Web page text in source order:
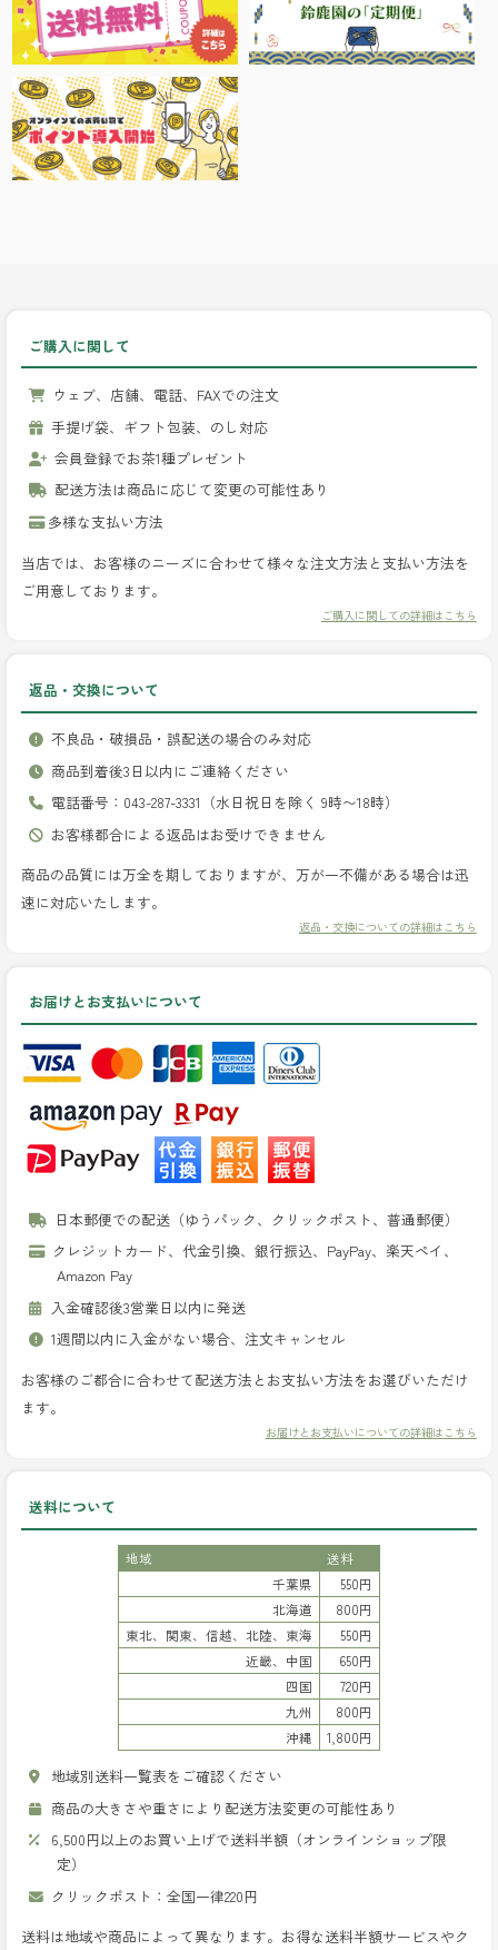
ご購入に関して
ウェブ、店舗、電話、FAXでの注文
手提げ袋、ギフト包装、のし対応
会員登録でお茶1種プレゼント
配送方法は商品に応じて変更の可能性あり
多様な支払い方法
当店では、お客様のニーズに合わせて様々な注文方法と支払い方法を
ご用意しております。
ご購入に関しての詳細はこちら
返品・交換について
不良品・破損品・誤配送の場合のみ対応
商品到着後3日以内にご連絡ください
電話番号：043-287-3331（水日祝日を除く 9時〜18時）
お客様都合による返品はお受けできません
商品の品質には万全を期しておりますが、万が一不備がある場合は迅
速に対応いたします。
返品・交換についての詳細はこちら
お届けとお支払いについて
日本郵便での配送（ゆうパック、クリックポスト、普通郵便）
クレジットカード、代金引換、銀行振込、PayPay、楽天ペイ、
Amazon Pay
入金確認後3営業日以内に発送
1週間以内に入金がない場合、注文キャンセル
お客様のご都合に合わせて配送方法とお支払い方法をお選びいただけ
ます。
お届けとお支払いについての詳細はこちら
送料について
地域別送料一覧表をご確認ください
商品の大きさや重さにより配送方法変更の可能性あり
6,500円以上のお買い上げで送料半額（オンラインショップ限
定）
クリックポスト：全国一律220円
送料は地域や商品によって異なります。お得な送料半額サービスやク
地域
送料
千葉県
550円
北海道
800円
東北、関東、信越、北陸、東海
550円
近畿、中国
650円
四国
720円
九州
800円
沖縄
1,800円